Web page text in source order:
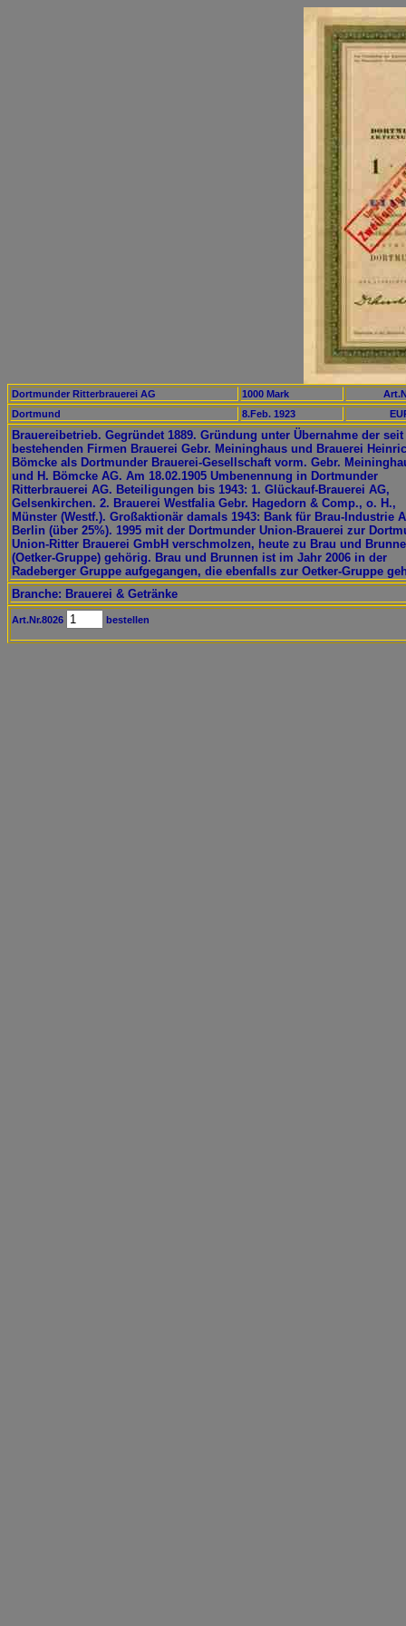
Dortmunder Ritterbrauerei AG 1000 Mark
Dortmund
8.Feb. 1923
Brauereibetrieb. Gegründet 1889. Gründung unter Übernahme der seit
bestehenden Firmen Brauerei Gebr. Meininghaus und Brauerei
Bömcke als Dortmunder Brauerei-Gesellschaft vorm. Gebr.
und H. Bömcke AG. Am 18.02.1905 Umbenennung in Dortmunder
Ritterbrauerei AG. Beteiligungen bis 1943: 1. Glückauf-Brauerei AG,
Gelsenkirchen. 2. Brauerei Westfalia Gebr. Hagedorn & Comp., o. H.,
Münster (Westf.). Großaktionär damals 1943: Bank für Brau-Industrie
Berlin (über 25%). 1995 mit der Dortmunder Union-Brauerei zur
Union-Ritter Brauerei GmbH verschmolzen, heute zu Brau und
(Oetker-Gruppe) gehörig. Brau und Brunnen ist im Jahr 2006 in der
Radeberger Gruppe aufgegangen, die ebenfalls zur Oetker-Gruppe
Branche: Brauerei & Getränke
Art.Nr.8026 bestellen